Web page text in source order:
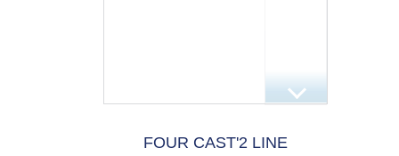
FOUR CAST'2 LINE